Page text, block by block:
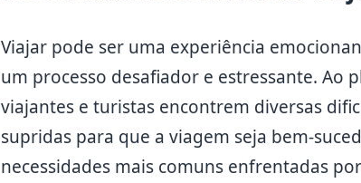
Viajar pode ser uma experiência
um processo desafiador e estressante. Ao
viajantes e turistas encontrem diversas
supridas para que a viagem seja bem-
necessidades mais comuns enfrentadas